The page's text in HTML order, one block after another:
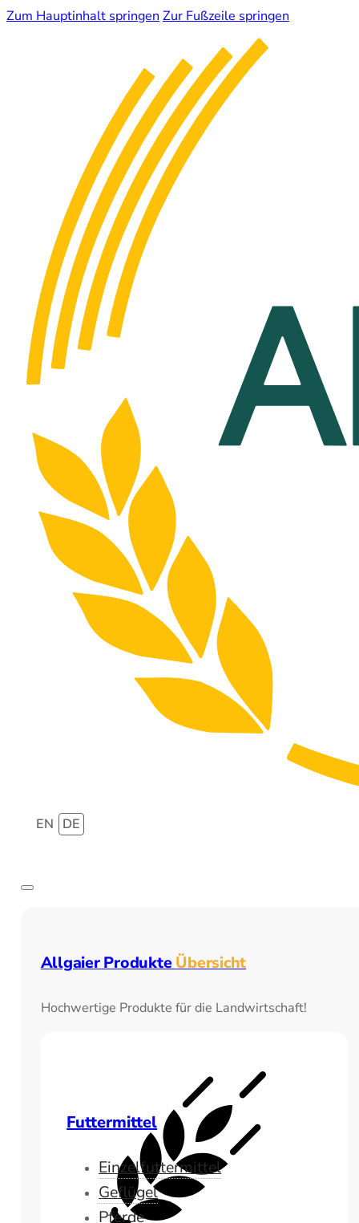
Zum Hauptinhalt springen Zur Fußzeile springen
EN DE
Allgaier ProdukteÜbersicht
Hochwertige Produkte für die Landwirtschaft!
Futtermittel
Einzelfuttermittel
Geflügel
Pferde